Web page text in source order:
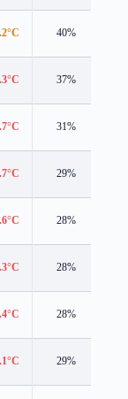
40%
37%
31%
29%
28%
28%
28%
29%